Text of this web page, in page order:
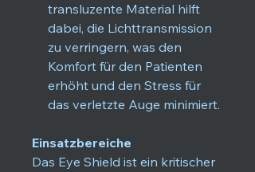
transluzente Material hilft
dabei, die Lichttransmission
zu verringern, was den
Komfort für den Patienten
erhöht und den Stress für
das verletzte Auge minimiert.
Einsatzbereiche
Das Eye Shield ist ein kritischer